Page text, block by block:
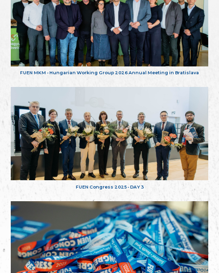
FUEN MKM - Hungarian Working Group 2026 Annual Meeting in Bratislava
FUEN Congress 2025 - DAY 3